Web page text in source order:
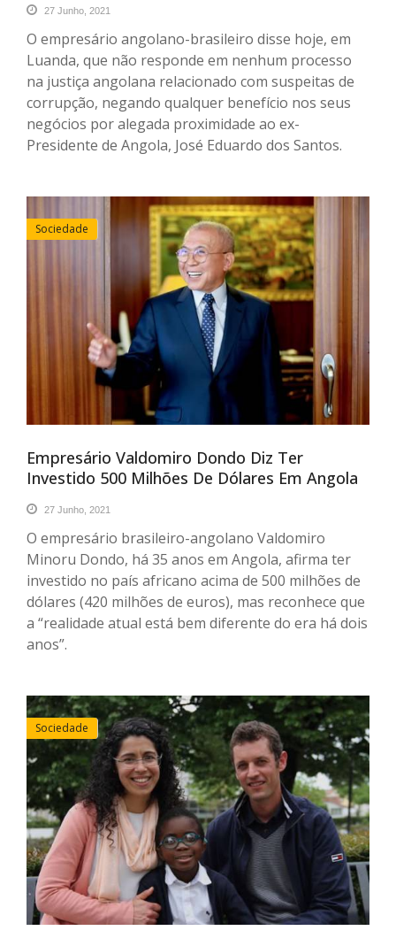
27 Junho, 2021
O empresário angolano-brasileiro disse hoje, em
Luanda, que não responde em nenhum processo
na justiça angolana relacionado com suspeitas de
corrupção, negando qualquer benefício nos seus
negócios por alegada proximidade ao ex-
Presidente de Angola, José Eduardo dos Santos.
Sociedade
Empresário Valdomiro Dondo Diz Ter
Investido 500 Milhões De Dólares Em Angola
27 Junho, 2021
O empresário brasileiro-angolano Valdomiro
Minoru Dondo, há 35 anos em Angola, afirma ter
investido no país africano acima de 500 milhões de
dólares (420 milhões de euros), mas reconhece que
a “realidade atual está bem diferente do era há dois
anos”.
Sociedade